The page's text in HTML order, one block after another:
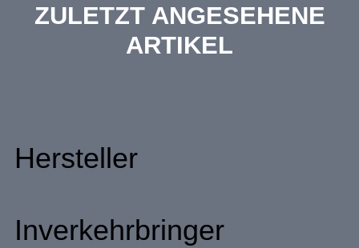
ZULETZT ANGESEHENE
ARTIKEL
Hersteller
Inverkehrbringer